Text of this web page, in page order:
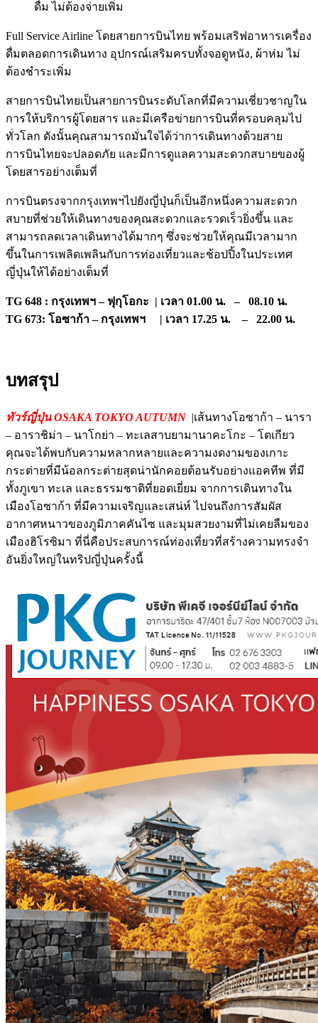
ดื่ม ไม่ต้องจ่ายเพิ่ม
Full Service Airline โดยสายการบินไทย พร้อมเสริฟอาหารเครื่อง
ดื่มตลอดการเดินทาง อุปกรณ์เสริมครบทั้งจอดูหนัง, ผ้าห่ม ไม่
ต้องชำระเพิ่ม
สายการบินไทยเป็นสายการบินระดับโลกที่มีความเชี่ยวชาญใน
การให้บริการผู้โดยสาร และมีเครือข่ายการบินที่ครอบคลุมไป
ทั่วโลก ดังนั้นคุณสามารถมั่นใจได้ว่าการเดินทางด้วยสาย
การบินไทยจะปลอดภัย และมีการดูแลความสะดวกสบายของผู้
โดยสารอย่างเต็มที่
การบินตรงจากกรุงเทพฯไปยังญี่ปุ่นก็เป็นอีกหนึ่งความสะดวก
สบายที่ช่วยให้เดินทางของคุณสะดวกและรวดเร็วยิ่งขึ้น และ
สามารถลดเวลาเดินทางได้มากๆ ซึ่งจะช่วยให้คุณมีเวลามาก
ขึ้นในการเพลิดเพลินกับการท่องเที่ยวและช้อปปิ้งในประเทศ
ญี่ปุ่นให้ได้อย่างเต็มที่
TG 648 : กรุงเทพฯ – ฟุกุโอกะ | เวลา 01.00 น. – 08.10 น.
TG 673: โอซาก้า – กรุงเทพฯ | เวลา 17.25 น. – 22.00 น.
บทสรุป
ทัวร์ญี่ปุ่น OSAKA TOKYO AUTUMN |เส้นทางโอซาก้า – นารา
– อาราชิม่า – นาโกย่า – ทะเลสาบยามานาคะโกะ – โตเกียว
คุณจะได้พบกับความหลากหลายและความงดงามของเกาะ
กระต่ายที่มีน้อลกระต่ายสุดน่านักคอยต้อนรับอย่างแอคทีพ ที่มี
ทั้งภูเขา ทะเล และธรรมชาติที่ยอดเยี่ยม จากการเดินทางใน
เมืองโอซาก้า ที่มีความเจริญและเสน่ห์ ไปจนถึงการสัมผัส
อากาศหนาวของภูมิภาคคันไซ และมุมสวยงามที่ไม่เคยลืมของ
เมืองฮิโรซิมา ที่นี่คือประสบการณ์ท่องเที่ยวที่สร้างความทรงจำ
อันยิ่งใหญ่ในทริปญี่ปุ่นครั้งนี้